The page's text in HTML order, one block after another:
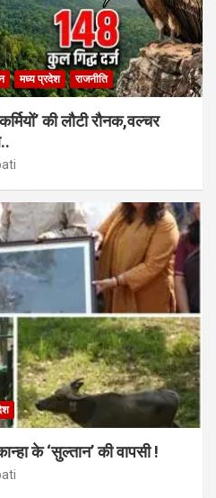
मध्य प्रदेश राजनीति
की लौटी रौनक,वल्चर
के ‘सुल्तान’ की वापसी !